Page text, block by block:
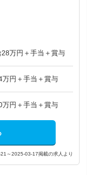
般職／月給28万円＋手当＋賞与
長／月給34万円＋手当＋賞与
長／月給40万円＋手当＋賞与
～2025-03-17掲載の求人より